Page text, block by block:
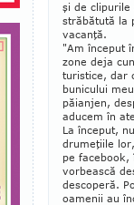
şi de
străbătută la
vacanţă.
"Am început
zone deja
turistice, dar
bunicului
păianjen,
aducem în
La început,
drumeţiile
pe facebook,
vorbească
descoperă.
oamenii au